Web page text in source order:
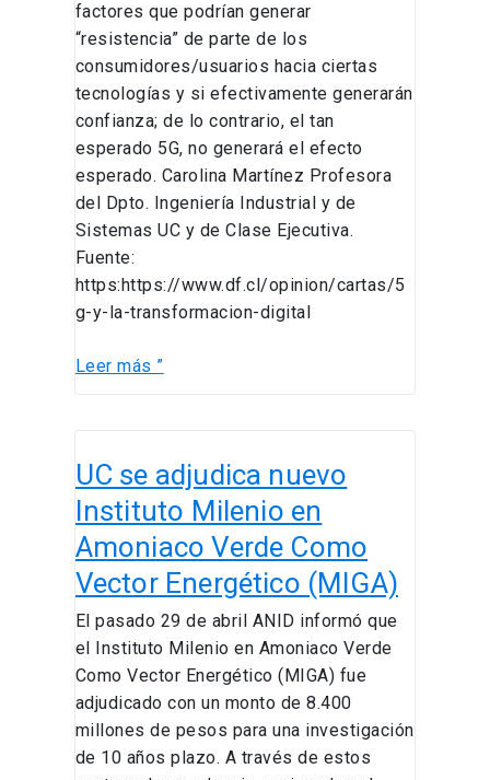
factores que podrían generar
“resistencia” de parte de los
consumidores/usuarios hacia ciertas
tecnologías y si efectivamente generarán
confianza; de lo contrario, el tan
esperado 5G, no generará el efecto
esperado. Carolina Martínez Profesora
del Dpto. Ingeniería Industrial y de
Sistemas UC y de Clase Ejecutiva.
Fuente:
https:https://www.df.cl/opinion/cartas/5
g-y-la-transformacion-digital
Leer más ”
UC se adjudica nuevo
Instituto Milenio en
Amoniaco Verde Como
Vector Energético (MIGA)
El pasado 29 de abril ANID informó que
el Instituto Milenio en Amoniaco Verde
Como Vector Energético (MIGA) fue
adjudicado con un monto de 8.400
millones de pesos para una investigación
de 10 años plazo. A través de estos
se
adjudica
nuevo
Instituto
Milenio
Amoniaco
Vector